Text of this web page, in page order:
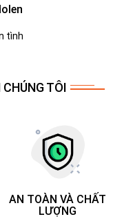
TÔI
AN TOÀN VÀ CHẤT
LƯỢNG